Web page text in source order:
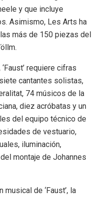
y que incluye
Asimismo, Les Arts ha
más de 150 piezas del
requiere cifras
cantantes solistas,
74 músicos de la
diez acróbatas y un
del equipo técnico de
de vestuario,
iluminación,
montaje de Johannes
de ‘Faust’, la